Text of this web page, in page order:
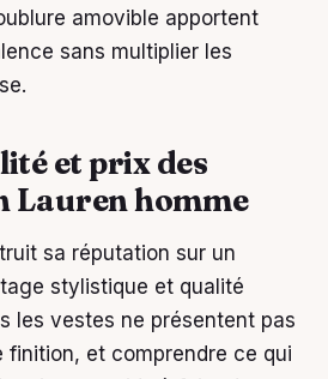
amovible apportent
sans multiplier les
et prix des
Lauren homme
sa réputation sur un
stylistique et qualité
les vestes ne présentent pas
finition, et comprendre ce qui